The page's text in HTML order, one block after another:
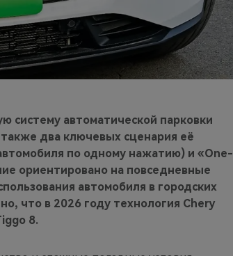
систему автоматической парковки
два ключевых сценария её
по одному нажатию) и «One-
ориентировано на повседневные
автомобиля в городских
что в 2026 году технология Chery
8.